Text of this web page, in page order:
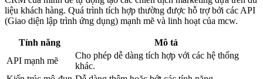
liệu khách hàng. Quá trình tích hợp thường được hỗ trợ bởi các API
(Giao diện lập trình ứng dụng) mạnh mẽ và linh hoạt của mcw.
Tính năng
Mô tả
API mạnh mẽ
Cho phép dễ dàng tích hợp với các hệ thống
khác.